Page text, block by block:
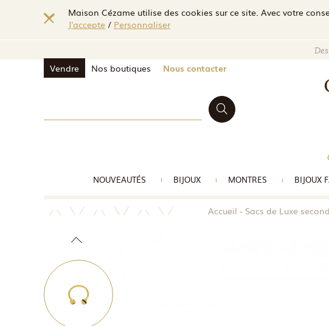
Maison Cézame utilise des cookies sur ce site. Avec votre
J'accepte / Personnaliser
Vendre Nos boutiques Nous contacter
NOUVEAUTÉS BIJOUX MONTRES BIJOUX
Accueil Sacs de Luxe